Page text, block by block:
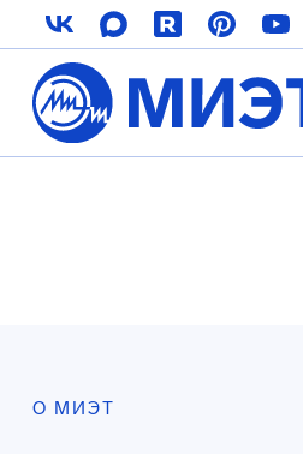
О МИЭТ